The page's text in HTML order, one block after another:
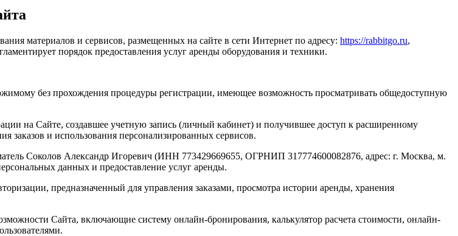
материалов и сервисов, размещенных на сайте в сети Интернет по адресу: https://rabbitgo.ru,
порядок предоставления услуг аренды оборудования и техники.
без прохождения процедуры регистрации, имеющее возможность просматривать общедоступную
на Сайте, создавшее учетную запись (личный кабинет) и получившее доступ к расширенному
заказов и использования персонализированных сервисов.
Соколов Александр Игоревич (ИНН 773429669655, ОГРНИП 317774600082876, адрес: г. Москва, м.
данных и предоставление услуг аренды.
предназначенный для управления заказами, просмотра истории аренды, хранения
Сайта, включающие систему онлайн-бронирования, калькулятор расчета стоимости, онлайн-